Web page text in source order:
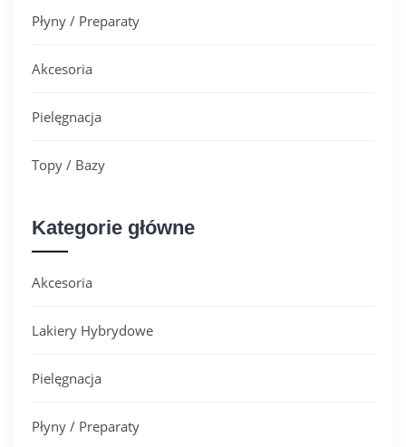
Płyny / Preparaty
Akcesoria
Pielęgnacja
Topy / Bazy
Kategorie główne
Akcesoria
Lakiery Hybrydowe
Pielęgnacja
Płyny / Preparaty